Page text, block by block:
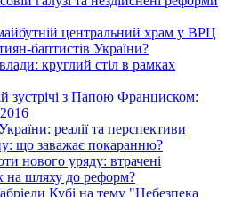
центральний храм у ВРЦ
баптистів України?
круглий стіл в рамках
зустрічі з Папою Франциском:
реалії та перспективи
що заважає покаранню?
нового уряду: втрачені
на шляху до реформ?
Кубі на тему "Небезпека